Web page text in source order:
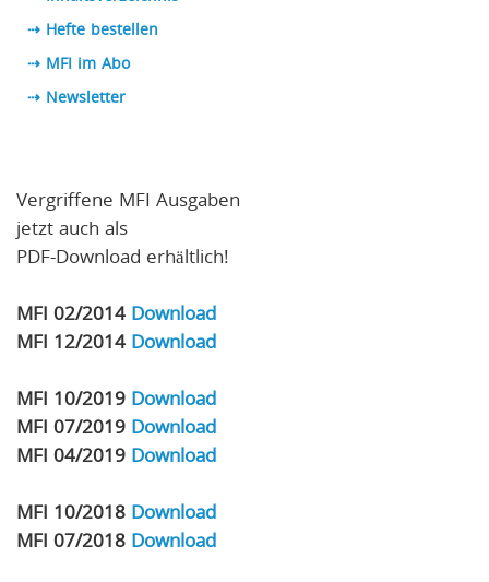
⇢ Hefte bestellen
⇢ MFI im Abo
⇢ Newsletter
Vergriffene MFI Ausgaben
jetzt auch als
PDF-Download erhältlich!
MFI 02/2014 Download
MFI 12/2014 Download
MFI 10/2019 Download
MFI 07/2019 Download
MFI 04/2019 Download
MFI 10/2018 Download
MFI 07/2018 Download